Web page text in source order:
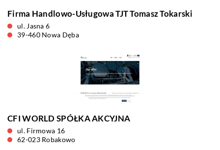
Firma Handlowo-Usługowa TJT Tomasz Tokarski
ul. Jasna 6
39-460 Nowa Dęba
CFI WORLD SPÓŁKA AKCYJNA
ul. Firmowa 16
62-023 Robakowo